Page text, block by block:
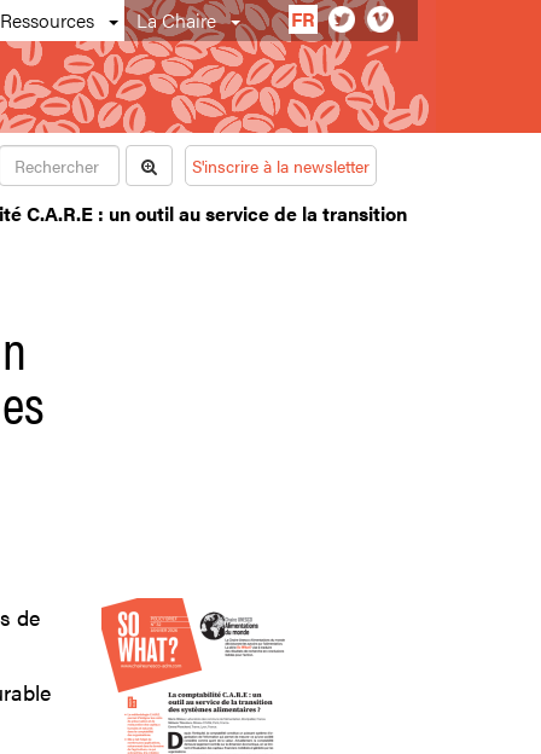
Ressources La Chaire FR
S'inscrire à la newsletter
C.A.R.E : un outil au service de la transition
de